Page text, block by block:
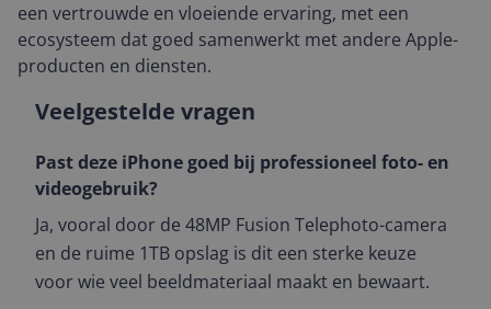
een vertrouwde en vloeiende ervaring, met een
ecosysteem dat goed samenwerkt met andere Apple-
producten en diensten.
Veelgestelde vragen
Past deze iPhone goed bij professioneel foto- en
videogebruik?
Ja, vooral door de 48MP Fusion Telephoto-camera
en de ruime 1TB opslag is dit een sterke keuze
voor wie veel beeldmateriaal maakt en bewaart.